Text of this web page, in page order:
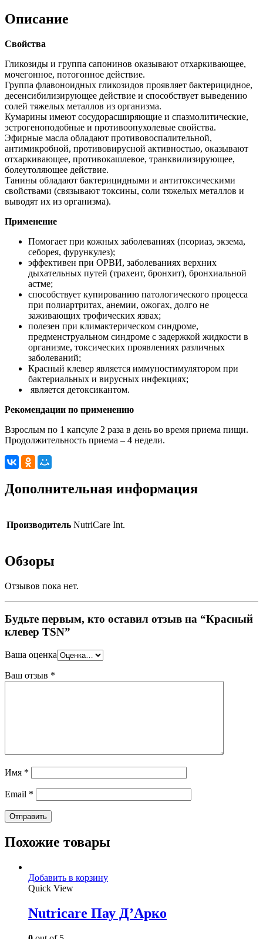
Описание
Свойства
Гликозиды и группа сапонинов оказывают отхаркивающее,
мочегонное, потогонное действие.
Группа флавоноидных гликозидов проявляет бактерицидное,
десенсибилизирующее действие и способствует выведению
солей тяжелых металлов из организма.
Кумарины имеют сосудорасширяющие и спазмолитические,
эстрогеноподобные и противоопухолевые свойства.
Эфирные масла обладают противовоспалительной,
антимикробной, противовирусной активностью, оказывают
отхаркивающее, противокашлевое, транквилизирующее,
болеутоляющее действие.
Танины обладают бактерицидными и антитоксическими
свойствами (связывают токсины, соли тяжелых металлов и
выводят их из организма).
Применение
Помогает при кожных заболеваниях (псориаз, экзема,
себорея, фурункулез);
эффективен при ОРВИ, заболеваниях верхних
дыхательных путей (трахеит, бронхит), бронхиальной
астме;
способствует купированию патологического процесса
при полиартритах, анемии, ожогах, долго не
заживающих трофических язвах;
полезен при климактерическом синдроме,
предменструальном синдроме с задержкой жидкости в
организме, токсических проявлениях различных
заболеваний;
Красный клевер является иммуностимулятором при
бактериальных и вирусных инфекциях;
является детоксикантом.
Рекомендации по применению
Взрослым по 1 капсуле 2 раза в день во время приема пищи.
Продолжительность приема – 4 недели.
Дополнительная информация
Производитель NutriCare Int.
Обзоры
Отзывов пока нет.
Будьте первым, кто оставил отзыв на “Красный
клевер ТSN”
Ваша оценка
Ваш отзыв *
Имя *
Email *
Похожие товары
Добавить в корзину
Quick View
Nutricare Пау Д’Арко